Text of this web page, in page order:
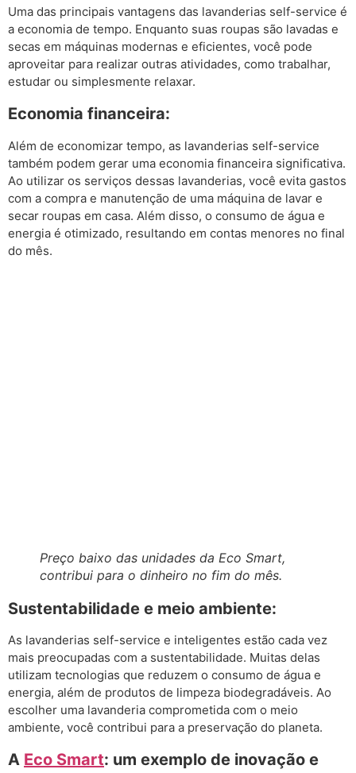
Uma das principais vantagens das lavanderias self-service é
a economia de tempo. Enquanto suas roupas são lavadas e
secas em máquinas modernas e eficientes, você pode
aproveitar para realizar outras atividades, como trabalhar,
estudar ou simplesmente relaxar.
Economia financeira:
Além de economizar tempo, as lavanderias self-service
também podem gerar uma economia financeira significativa.
Ao utilizar os serviços dessas lavanderias, você evita gastos
com a compra e manutenção de uma máquina de lavar e
secar roupas em casa. Além disso, o consumo de água e
energia é otimizado, resultando em contas menores no final
do mês.
Preço baixo das unidades da Eco Smart,
contribui para o dinheiro no fim do mês.
Sustentabilidade e meio ambiente:
As lavanderias self-service e inteligentes estão cada vez
mais preocupadas com a sustentabilidade. Muitas delas
utilizam tecnologias que reduzem o consumo de água e
energia, além de produtos de limpeza biodegradáveis. Ao
escolher uma lavanderia comprometida com o meio
ambiente, você contribui para a preservação do planeta.
A Eco Smart: um exemplo de inovação e